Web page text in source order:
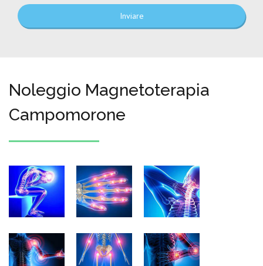
Inviare
Noleggio Magnetoterapia
Campomorone